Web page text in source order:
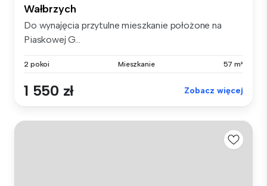
Wałbrzych
Do wynajęcia przytulne mieszkanie położone na
Piaskowej G...
2 pokoi Mieszkanie 57 m²
1 550 zł Zobacz więcej